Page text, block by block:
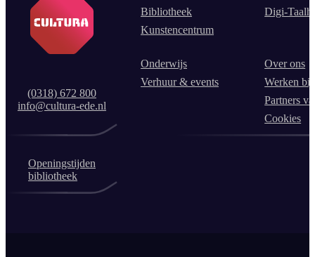
(0318) 672 800
info@cultura-ede.nl
Bibliotheek
Kunstencentrum
Digi-
Onderwijs
Verhuur & events
Over ons
Werken
Partners
Cookies
Openingstijden
bibliotheek